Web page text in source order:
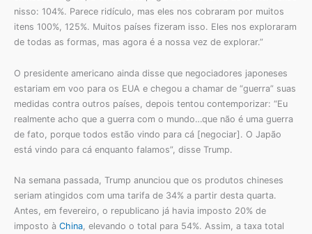
nisso: 104%. Parece ridículo, mas eles nos cobraram por muitos
itens 100%, 125%. Muitos países fizeram isso. Eles nos exploraram
de todas as formas, mas agora é a nossa vez de explorar.”
O presidente americano ainda disse que negociadores japoneses
estariam em voo para os EUA e chegou a chamar de “guerra” suas
medidas contra outros países, depois tentou contemporizar: “Eu
realmente acho que a guerra com o mundo…que não é uma guerra
de fato, porque todos estão vindo para cá [negociar]. O Japão
está vindo para cá enquanto falamos”, disse Trump.
Na semana passada, Trump anunciou que os produtos chineses
seriam atingidos com uma tarifa de 34% a partir desta quarta.
Antes, em fevereiro, o republicano já havia imposto 20% de
imposto à China, elevando o total para 54%. Assim, a taxa total